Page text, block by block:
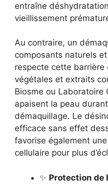
entraîne
vieillissement
Au contraire, un
composants naturels
respecte cette barrière
végétales et extraits
Biosme ou Laboratoire
apaisent la peau
démaquillage. Le
efficace sans effet
favorise également
cellulaire pour plus
✨ Protection de